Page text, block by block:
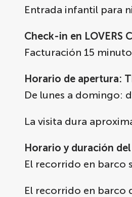
Entrada infantil para
Check-in en LOVERS
Facturación 15
Horario de apertura:
De lunes a domingo:
La visita dura
Horario y duración
El recorrido en barco
El recorrido en barco